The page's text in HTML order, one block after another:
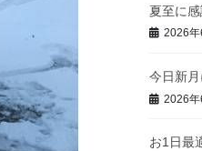
夏至に
2026年
今日新
2026年
お1日最